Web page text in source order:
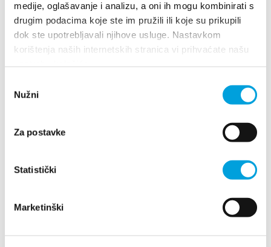
medije, oglašavanje i analizu, a oni ih mogu kombinirati s
drugim podacima koje ste im pružili ili koje su prikupili
dok ste upotrebljavali njihove usluge. Nastavkom
korištenja naših internetskih stranica vi prihvaćate našu
pristanka
Nužni
Za postavke
Statistički
Marketinški
przez...